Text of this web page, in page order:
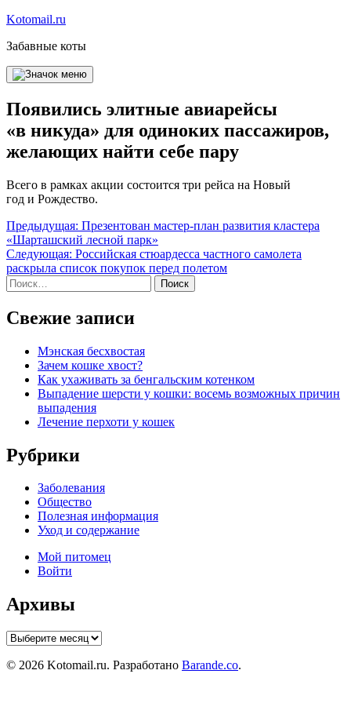
Перейти
содержимому
Kotomail.ru
Забавные коты
Появились элитные авиарейсы
«в никуда» для одиноких пассажиров,
желающих найти себе пару
Всего в рамках акции состоится три рейса на Новый
год и Рождество.
Навигация
по
записям
Предыдущая: Презентован мастер-план развития кластера
«Шарташский лесной парк»
Следующая: Российская стюардесса частного самолета
раскрыла список покупок перед полетом
Найти:
Свежие записи
Мэнская бесхвостая
Зачем кошке хвост?
Как ухаживать за бенгальским котенком
Выпадение шерсти у кошки: восемь возможных причин
выпадения
Лечение перхоти у кошек
Рубрики
Заболевания
Общество
Полезная информация
Уход и содержание
Мой питомец
Войти
Архивы
Архивы
© 2026 Kotomail.ru. Разработано Barande.co.